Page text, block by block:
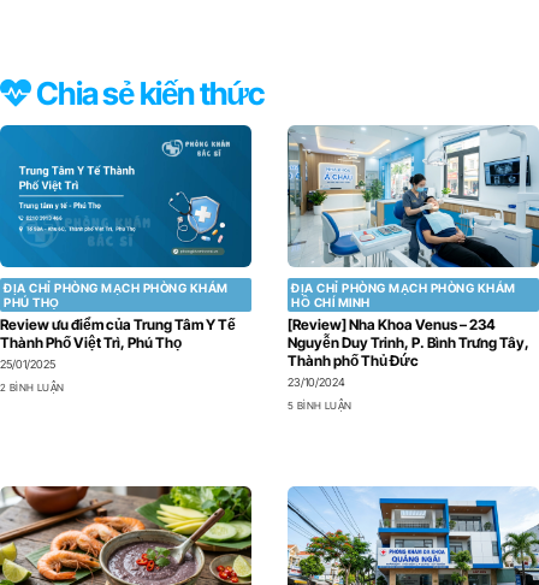
Chia sẻ kiến thức
ĐỊA CHỈ PHÒNG MẠCH PHÒNG KHÁM
PHÚ THỌ
Review ưu điểm của Trung Tâm Y Tế
Thành Phố Việt Trì, Phú Thọ
25/01/2025
2 BÌNH LUẬN
ĐỊA CHỈ PHÒNG MẠCH PHÒNG KHÁM
HỒ CHÍ MINH
[Review] Nha Khoa Venus – 234
Nguyễn Duy Trinh, P. Bình Trưng Tây,
Thành phố Thủ Đức
23/10/2024
5 BÌNH LUẬN